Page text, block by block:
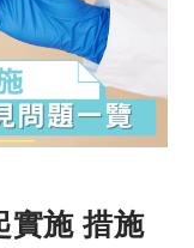
實施 措施